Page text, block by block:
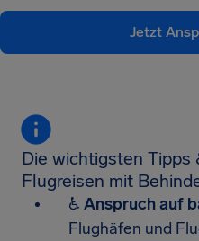
Jetzt
Die wichtigsten Tipps
Flugreisen mit
♿Anspruch auf
Flughäfen und